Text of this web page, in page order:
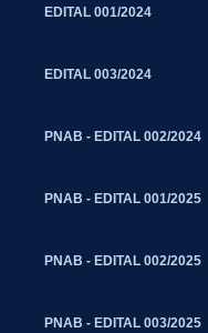
EDITAL 001/2024
EDITAL 003/2024
PNAB - EDITAL 002/2024
PNAB - EDITAL 001/2025
PNAB - EDITAL 002/2025
PNAB - EDITAL 003/2025